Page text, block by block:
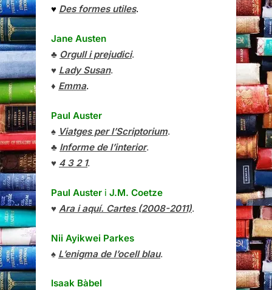
♥ Des formes utiles.
Jane Austen
♣ Orgull i prejudici.
♥ Lady Susan.
♦ Emma.
Paul Auster
♠ Viatges per l’Scriptorium.
♣ Informe de l’interior.
♥ 4 3 2 1.
Paul Auster i J.M. Coetze
♥ Ara i aquí. Cartes (2008-2011).
Nii Ayikwei Parkes
♠ L’enigma de l’ocell blau.
Isaak Bàbel